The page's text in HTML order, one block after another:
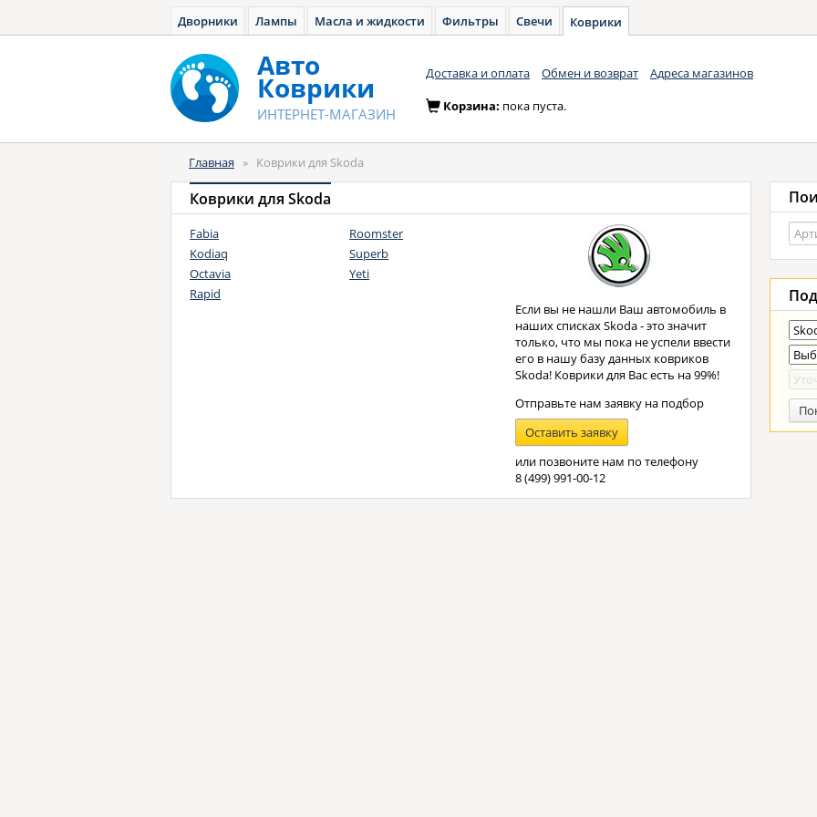
Дворники Лампы Масла и жидкости Фильтры Свечи Коврики
Авто
Коврики
ИНТЕРНЕТ-МАГАЗИН
Доставка и оплата Обмен и возврат Адреса магазинов
Корзина: пока пуста.
Главная » Коврики для Skoda
Коврики для Skoda
Fabia
Kodiaq
Octavia
Rapid
Roomster
Superb
Yeti
Если вы не нашли Ваш автомобиль в
наших списках Skoda - это значит
только, что мы пока не успели ввести
его в нашу базу данных ковриков
Skoda! Коврики для Вас есть на 99%!
Отправьте нам заявку на подбор
Оставить заявку
или позвоните нам по телефону
8 (499) 991-00-12